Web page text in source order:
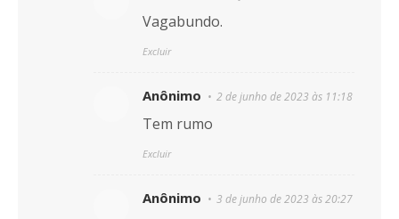
Vagabundo.
Excluir
Anônimo 2 de junho de 2023 às 11:18
Tem rumo
Excluir
Anônimo 3 de junho de 2023 às 20:27